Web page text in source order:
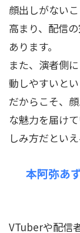
顔出しがない
高まり、配信
あります。
また、演者側
動しやすいとい
だからこそ、
な魅力を届け
しみ方だといえ
本阿弥あ
VTuberや配信